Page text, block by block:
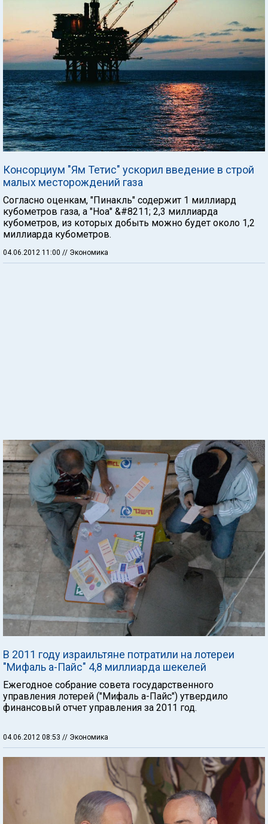
Консорциум "Ям Тетис" ускорил введение в строй
малых месторождений газа
Согласно оценкам, "Пинакль" содержит 1 миллиард
кубометров газа, а "Ноа" &#8211; 2,3 миллиарда
кубометров, из которых добыть можно будет около 1,2
миллиарда кубометров.
04.06.2012 11:00 // Экономика
В 2011 году израильтяне потратили на лотереи
"Мифаль а-Пайс" 4,8 миллиарда шекелей
Ежегодное собрание совета государственного
управления лотерей ("Мифаль а-Пайс") утвердило
финансовый отчет управления за 2011 год.
04.06.2012 08:53 // Экономика